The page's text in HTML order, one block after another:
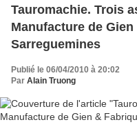
Tauromachie. Trois
Manufacture de
Sarreguemines
Publié le 06/04/2010 à 20:02
Par Alain Truong